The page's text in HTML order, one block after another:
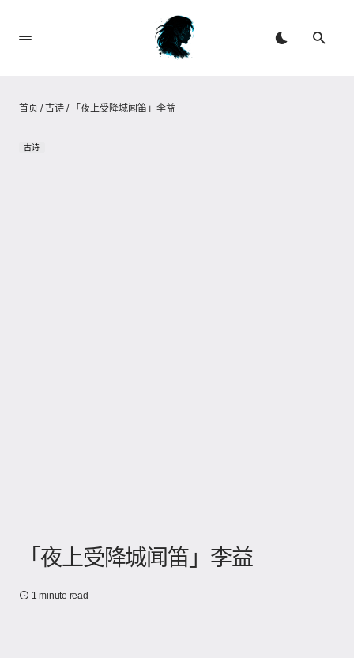
首页 /古诗 / 「夜上受降城闻笛」李益
古诗
「夜上受降城闻笛」李益
1 minute read